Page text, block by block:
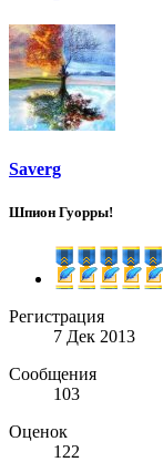
Saverg
Шпион Гуорры!
Регистрация
7 Дек 2013
Сообщения
103
Оценок
122